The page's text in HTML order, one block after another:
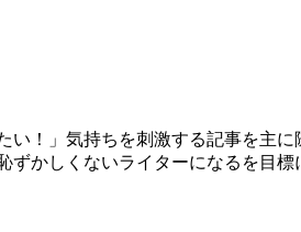
！」気持ちを刺激する記事を主
かしくないライターになるを目標